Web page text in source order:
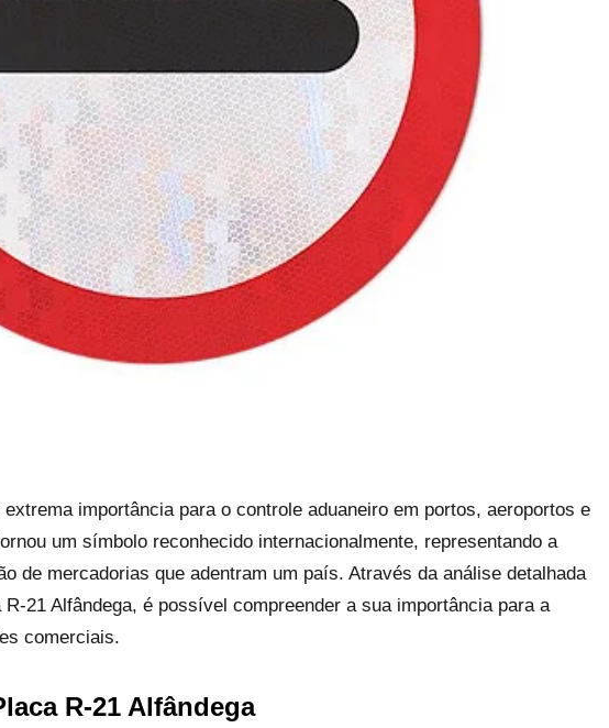
importância para o controle aduaneiro em portos, aeroportos e
um símbolo reconhecido internacionalmente, representando a
de mercadorias que adentram um país. Através da análise detalhada
21 Alfândega, é possível compreender a sua importância para a
comerciais.
R-21 Alfândega